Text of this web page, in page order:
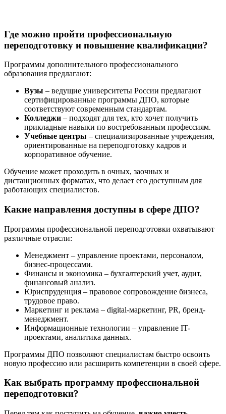
Где можно пройти профессиональную
переподготовку и повышение квалификации?
Программы дополнительного профессионального
образования предлагают:
Вузы – ведущие университеты России предлагают
сертифицированные программы ДПО, которые
соответствуют современным стандартам.
Колледжи – подходят для тех, кто хочет получить
прикладные навыки по востребованным профессиям.
Учебные центры – специализированные учреждения,
ориентированные на переподготовку кадров и
корпоративное обучение.
Обучение может проходить в очных, заочных и
дистанционных форматах, что делает его доступным для
работающих специалистов.
Какие направления доступны в сфере ДПО?
Программы профессиональной переподготовки охватывают
различные отрасли:
Менеджмент – управление проектами, персоналом,
бизнес-процессами.
Финансы и экономика – бухгалтерский учет, аудит,
финансовый анализ.
Юриспруденция – правовое сопровождение бизнеса,
трудовое право.
Маркетинг и реклама – digital-маркетинг, PR, бренд-
менеджмент.
Информационные технологии – управление IT-
проектами, аналитика данных.
Программы ДПО позволяют специалистам быстро освоить
новую профессию или расширить компетенции в своей сфере.
Как выбрать программу профессиональной
переподготовки?